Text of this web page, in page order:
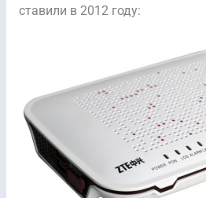
ставили в 2012 году: